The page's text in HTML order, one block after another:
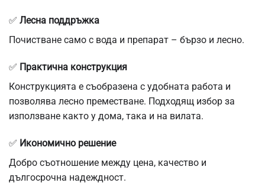
✅ Лесна поддръжка
Почистване само с вода и препарат – бързо и лесно.
✅ Практична конструкция
Конструкцията е съобразена с удобната работа и
позволява лесно преместване. Подходящ избор за
използване както у дома, така и на вилата.
✅ Икономично решение
Добро съотношение между цена, качество и
дългосрочна надеждност.